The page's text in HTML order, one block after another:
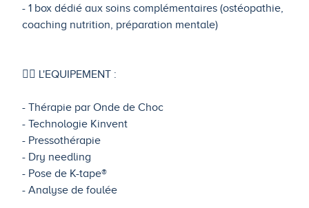
- 1 box dédié aux soins complémentaires (ostéopathie,
coaching nutrition, préparation mentale)
🏋️‍♀️ L'EQUIPEMENT :
- Thérapie par Onde de Choc
- Technologie Kinvent
- Pressothérapie
- Dry needling
- Pose de K-tape®
- Analyse de foulée